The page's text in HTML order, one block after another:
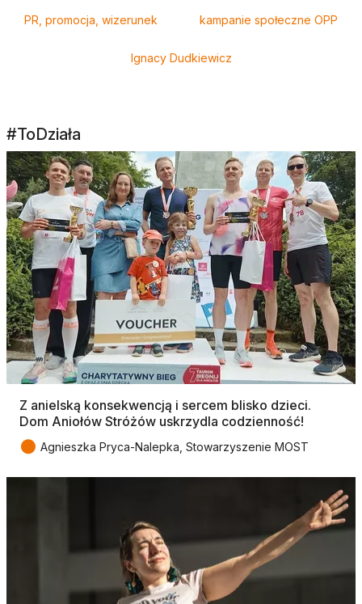
PR, promocja, wizerunek kampanie społeczne OPP
Ignacy Dudkiewicz
#ToDziała
Z anielską konsekwencją i sercem blisko dzieci.
Dom Aniołów Stróżów uskrzydla codzienność!
● Agnieszka Pryca-Nalepka, Stowarzyszenie MOST